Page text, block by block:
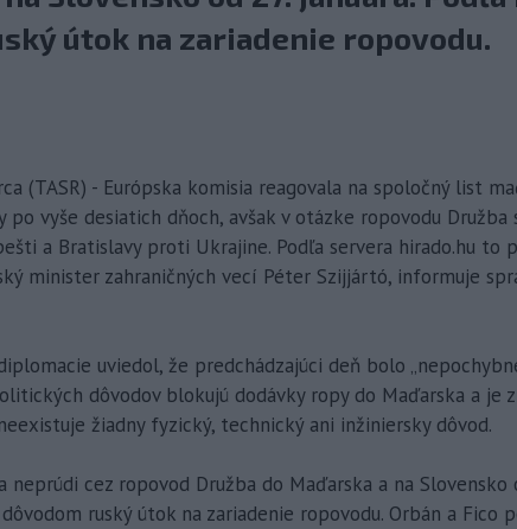
útok na zariadenie ropovodu.
(TASR) - Európska komisia reagovala na spoločný list
po vyše desiatich dňoch, avšak v otázke ropovodu Družba
a Bratislavy proti Ukrajine. Podľa servera hirado.hu to
minister zahraničných vecí Péter Szijjártó, informuje
uviedol, že predchádzajúci deň bolo
dôvodov blokujú dodávky ropy do Maďarska a je
žiadny fyzický, technický ani inžiniersky dôvod.
neprúdi cez ropovod Družba do Maďarska a na Slovensko
ruský útok na zariadenie ropovodu. Orbán a Fico